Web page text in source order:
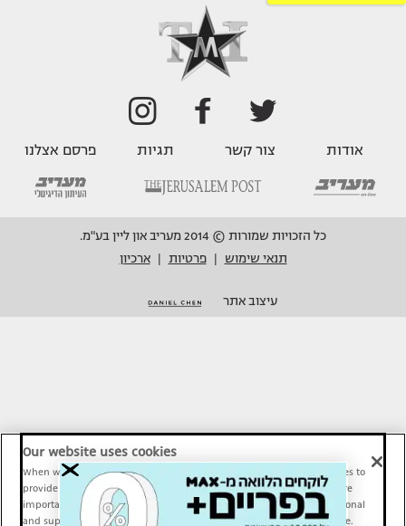
אודות צור קשר תגיות פרסם אצלנו
כל הזכויות שמורות © 2014 מעריב און ליין בע"מ.
תנאי שימוש
פרטיות ארכיון
עיצוב אתר
Our website uses cookies
When we provide Maariv, TMI and Sport1 content online, we use cookies to
provide social media features and to analyze our traffic. These tools are
important and necessary for our website functionality. Others are optional
and support Maariv, TMI and Sport1 activity and your online experience.